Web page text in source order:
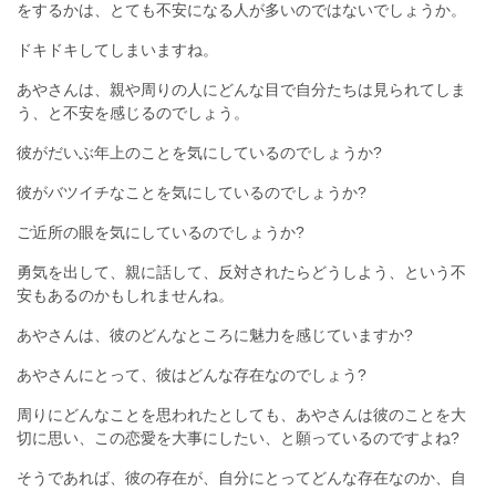
をするかは、とても不安になる人が多いのではないでしょうか。
ドキドキしてしまいますね。
あやさんは、親や周りの人にどんな目で自分たちは見られてしま
う、と不安を感じるのでしょう。
彼がだいぶ年上のことを気にしているのでしょうか?
彼がバツイチなことを気にしているのでしょうか?
ご近所の眼を気にしているのでしょうか?
勇気を出して、親に話して、反対されたらどうしよう、という不
安もあるのかもしれませんね。
あやさんは、彼のどんなところに魅力を感じていますか?
あやさんにとって、彼はどんな存在なのでしょう?
周りにどんなことを思われたとしても、あやさんは彼のことを大
切に思い、この恋愛を大事にしたい、と願っているのですよね?
そうであれば、彼の存在が、自分にとってどんな存在なのか、自